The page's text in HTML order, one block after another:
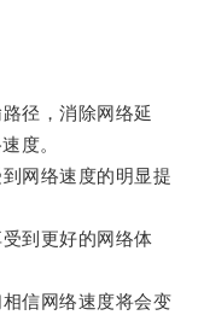
径，消除网络延
度。
网络速度的明显提
到更好的网络体
信网络速度将会变